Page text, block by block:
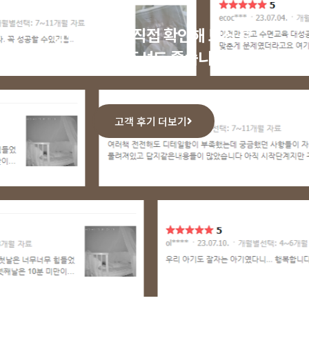
고객 후기를 직접 확인해 보신 후
문의해 주셔도 좋습니다.
고객 후기 더보기